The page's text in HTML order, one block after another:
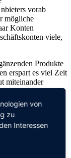
vorab
mögliche
Konten
viele,
Produkte
erspart es viel Zeit
miteinander
Angebote,
Das beginnt bei
Zahlungslinks
und
in ein und
von
zu
Interessen